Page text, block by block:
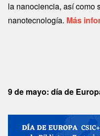
la nanociencia, así como
nanotecnología. Más
9 de mayo: día de